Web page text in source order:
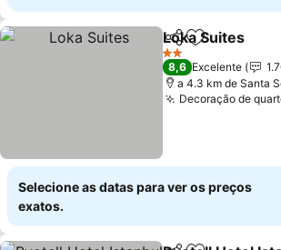
PartilharAdicionar
Loka Suites
2 Estrelas
8,6 Excelente
a 4.3 km de Santa
Decoração de
Selecione as datas para ver os preços
exatos.